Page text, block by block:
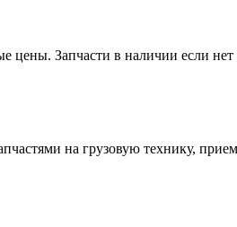
цены. Запчасти в наличии если
на грузовую технику,